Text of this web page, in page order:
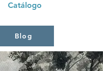
Catálogo
Blog